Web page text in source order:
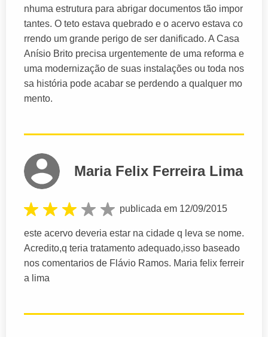
nhuma estrutura para abrigar documentos tão impor
tantes. O teto estava quebrado e o acervo estava co
rrendo um grande perigo de ser danificado. A Casa
Anísio Brito precisa urgentemente de uma reforma e
uma modernização de suas instalações ou toda nos
sa história pode acabar se perdendo a qualquer mo
mento.
Maria Felix Ferreira Lima
publicada em 12/09/2015
este acervo deveria estar na cidade q leva se nome.
Acredito,q teria tratamento adequado,isso baseado
nos comentarios de Flávio Ramos. Maria felix ferreir
a lima